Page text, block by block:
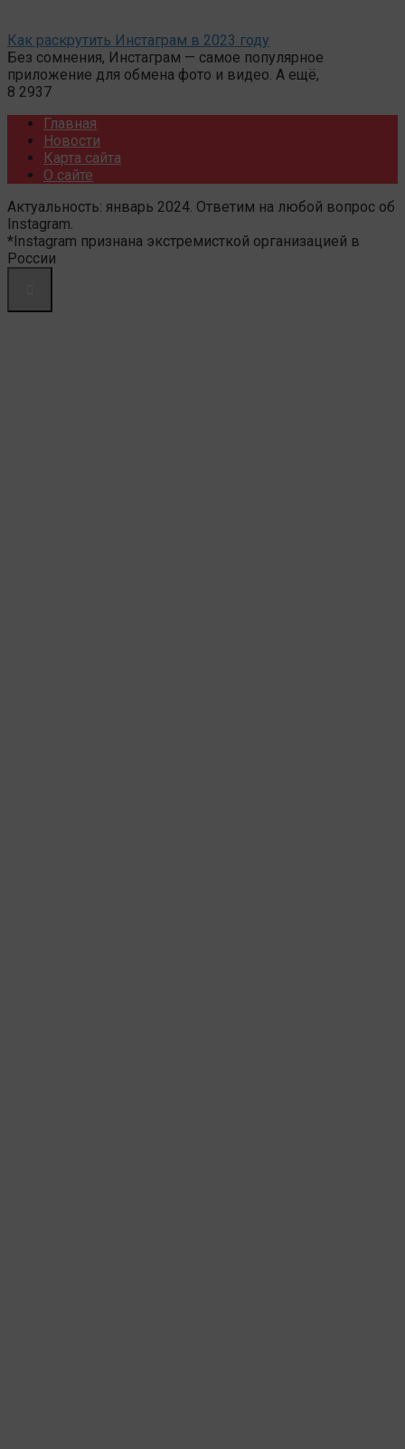
Как раскрутить Инстаграм в 2023 году
Без сомнения, Инстаграм — самое популярное
приложение для обмена фото и видео. А ещё,
8 2937
Главная
Новости
Карта сайта
О сайте
Актуальность: январь 2024. Ответим на любой вопрос об
Instagram.
*Instagram признана экстремисткой организацией в
России